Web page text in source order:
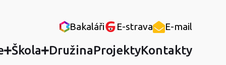
Bakaláři E-strava E-mail
Škola DružinaProjektyKontakty